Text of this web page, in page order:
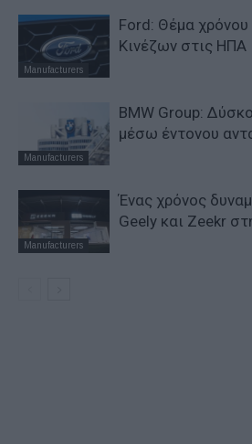
Manufacturers
Ford: Θέμα
Κινέζων στις ΗΠΑ
Manufacturers
BMW Group:
μέσω έντονου
Manufacturers
Ένας χρόνος
Geely και Zeekr